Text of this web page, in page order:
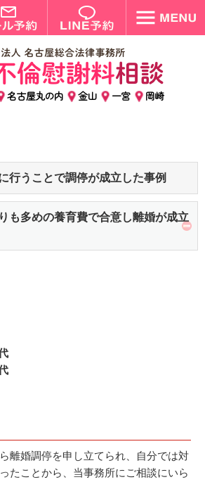
名古屋丸の内 金山 一宮 岡崎
行うことで調停が成立した事例
も多めの養育費で合意し離婚が成立
離婚調停を申し立てられ、自分では対
たことから、当事務所にご相談にいら